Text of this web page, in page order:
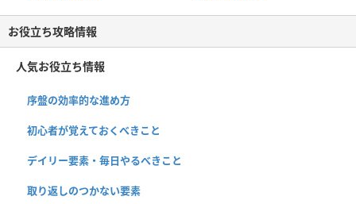
お役立ち攻略情報
人気お役立ち情報
序盤の効率的な進め方
初心者が覚えておくべきこと
デイリー要素・毎日やるべきこと
取り返しのつかない要素